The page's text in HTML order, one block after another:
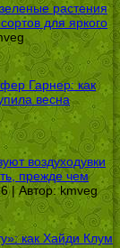
растения
для яркого
Гарнер: как
весна
воздуходувки
прежде чем
| Автор:kmveg
как Хайди Клум